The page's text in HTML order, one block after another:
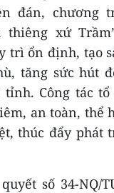
đán, chương
xứ
trì ổn định, tạo
tăng sức hút
Công tác
an toàn, thể
thúc đẩy phát
số 34-NQ/